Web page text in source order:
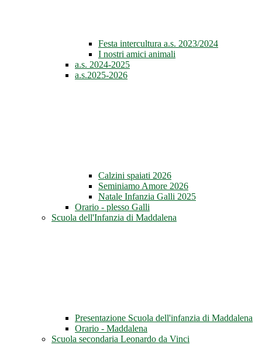
Festa intercultura a.s. 2023/2024
I nostri amici animali
a.s. 2024-2025
a.s.2025-2026
Calzini spaiati 2026
Seminiamo Amore 2026
Natale Infanzia Galli 2025
Orario - plesso Galli
Scuola dell'Infanzia di Maddalena
Presentazione Scuola dell'infanzia di Maddalena
Orario - Maddalena
Scuola secondaria Leonardo da Vinci